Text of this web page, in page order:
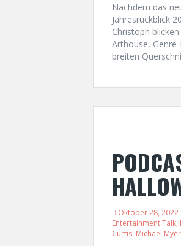
Nachdem das
Jahresrückblick
Christoph
Arthouse,
breiten
Oktober 28, 2022
Entertainment Talk,
Curtis, Michael